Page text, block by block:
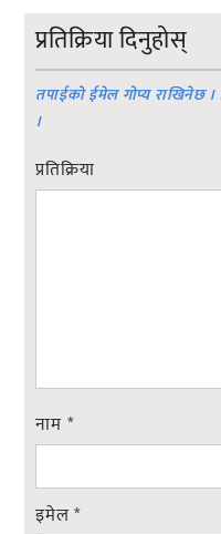
प्रतिक्रिया दिनुहोस्
तपाईको ईमेल गोप्य राखिनेछ
।
प्रतिक्रिया
नाम *
इमेल*